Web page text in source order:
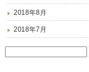
2018年8月
2018年7月